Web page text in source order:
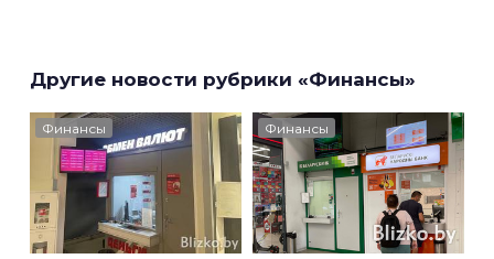
Другие новости рубрики «Финансы»
Финансы Финансы